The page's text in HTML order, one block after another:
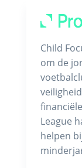
Child
om de
League
helpen